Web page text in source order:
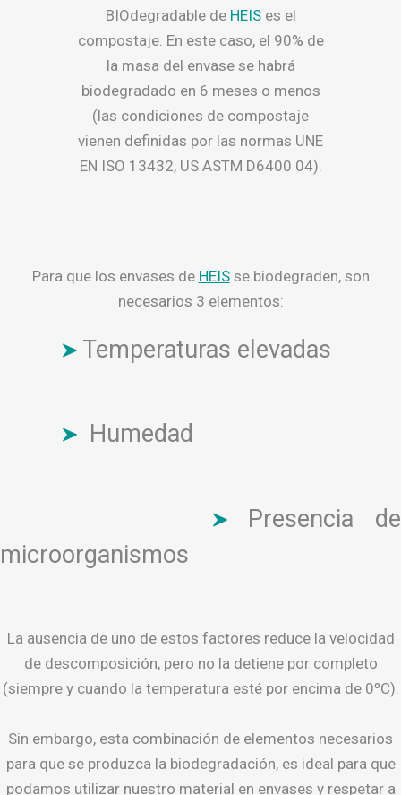
BIOdegradable de HEISes el
compostaje. En este caso, el 90% de
la masa del envase se habrá
biodegradado en 6 meses o menos
(las condiciones de compostaje
vienen definidas por las normas UNE
EN ISO 13432, US ASTM D6400 04).
Para que los envases de HEISse biodegraden, son
necesarios 3 elementos:
Temperaturas elevadas
Humedad
Presencia de
microorganismos
La ausencia de uno de estos factores reduce la velocidad
de descomposición, pero no la detiene por completo
(siempre y cuando la temperatura esté por encima de 0ºC).
Sin embargo, esta combinación de elementos necesarios
para que se produzca la biodegradación, es ideal para que
podamos utilizar nuestro material en envases y respetar a